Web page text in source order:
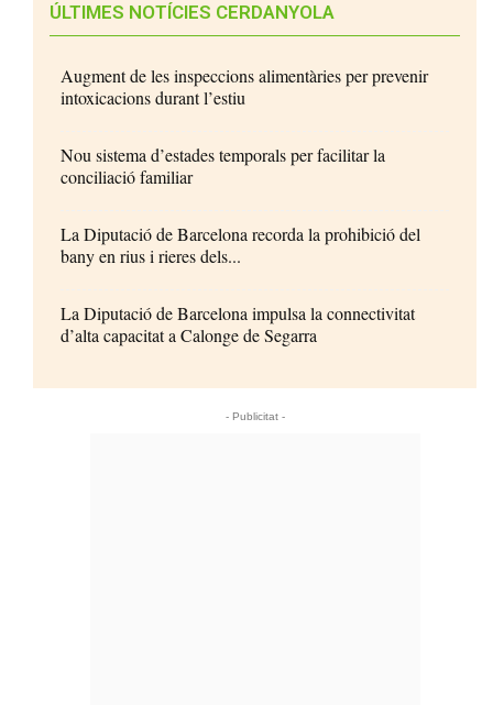
ÚLTIMES NOTÍCIES CERDANYOLA
Augment de les inspeccions alimentàries per prevenir
intoxicacions durant l’estiu
Nou sistema d’estades temporals per facilitar la
conciliació familiar
La Diputació de Barcelona recorda la prohibició del
bany en rius i rieres dels...
La Diputació de Barcelona impulsa la connectivitat
d’alta capacitat a Calonge de Segarra
- Publicitat -